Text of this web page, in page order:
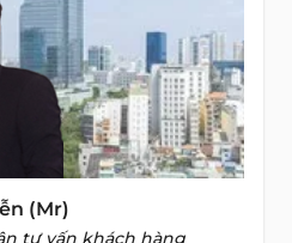
(Mr)
tư vấn khách hàng